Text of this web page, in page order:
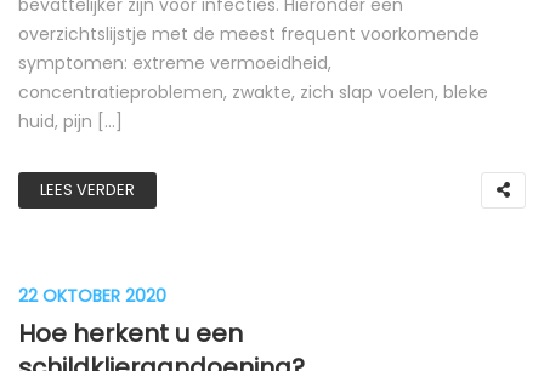
bevattelijker zijn voor infecties. Hieronder een
overzichtslijstje met de meest frequent voorkomende
symptomen: extreme vermoeidheid,
concentratieproblemen, zwakte, zich slap voelen, bleke
huid, pijn […]
LEES VERDER
22 OKTOBER 2020
Hoe herkent u een